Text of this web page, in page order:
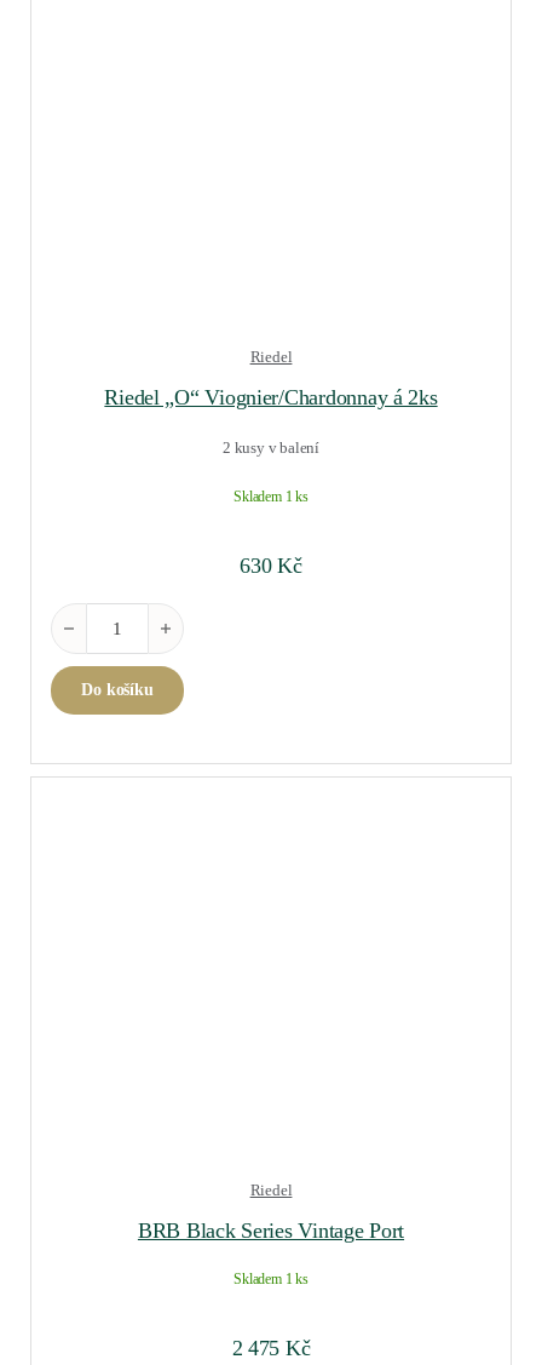
Riedel
Riedel „O“ Viognier/Chardonnay á 2ks
2 kusy v balení
Skladem 1 ks
630Kč
Riedel "O" Viognier/Chardonnay á 2ks množství
Do košíku
Riedel
BRB Black Series Vintage Port
Skladem 1 ks
2 475 Kč